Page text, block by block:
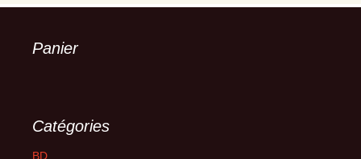
Panier
Catégories
BD